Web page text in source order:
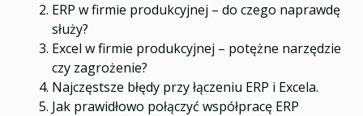
ERP w firmie produkcyjnej – do czego naprawdę
służy?
Excel w firmie produkcyjnej – potężne narzędzie
czy zagrożenie?
Najczęstsze błędy przy łączeniu ERP i Excela.
Jak prawidłowo połączyć współpracę ERP